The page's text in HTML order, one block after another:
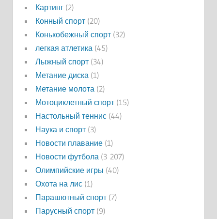
Картинг(2)
Конный спорт(20)
Конькобежный спорт(32)
легкая атлетика(45)
Лыжный спорт(34)
Метание диска(1)
Метание молота(2)
Мотоциклетный спорт(15)
Настольный теннис(44)
Наука и спорт(3)
Новости плавание(1)
Новости футбола(3 207)
Олимпийские игры (40)
Охота на лис(1)
Парашютный спорт(7)
Парусный спорт(9)